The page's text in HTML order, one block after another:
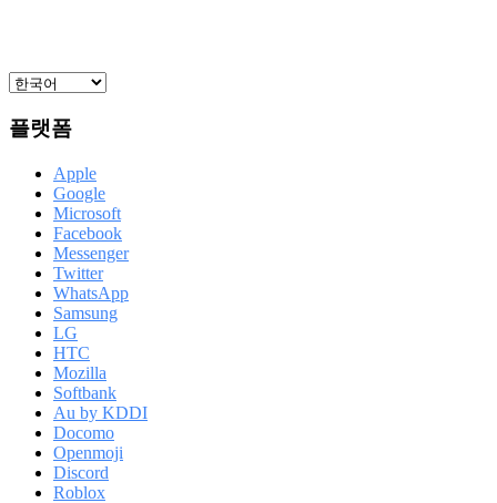
플랫폼
Apple
Google
Microsoft
Facebook
Messenger
Twitter
WhatsApp
Samsung
LG
HTC
Mozilla
Softbank
Au by KDDI
Docomo
Openmoji
Discord
Roblox